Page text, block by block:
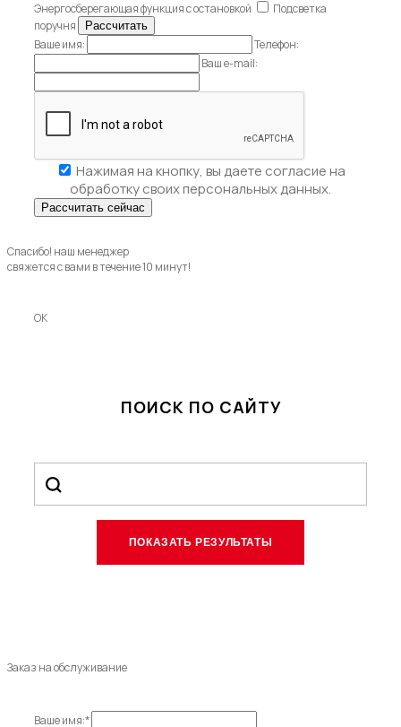
Энергосберегающая функция с остановкой
Подсветка
поручня
Ваше имя:
Телефон:
Ваш e-mail:
Нажимая на кнопку, вы даете согласие на
обработку своих персональных данных.
Спасибо! наш менеджер
свяжется с вами в течение 10 минут!
OK
ПОИСК ПО САЙТУ
Заказ на обслуживание
Ваше имя:*